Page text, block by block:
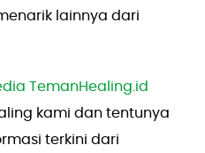
lainnya dari
TemanHealing.id
kami dan tentunya
terkini dari